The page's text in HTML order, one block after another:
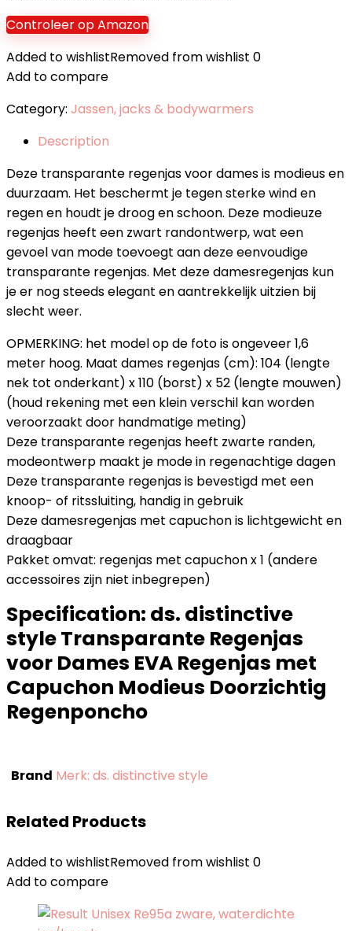
Controleer op Amazon
Added to wishlistRemoved from wishlist 0
Add to compare
Category: Jassen, jacks & bodywarmers
Description
Deze transparante regenjas voor dames is modieus en
duurzaam. Het beschermt je tegen sterke wind en
regen en houdt je droog en schoon. Deze modieuze
regenjas heeft een zwart randontwerp, wat een
gevoel van mode toevoegt aan deze eenvoudige
transparante regenjas. Met deze damesregenjas kun
je er nog steeds elegant en aantrekkelijk uitzien bij
slecht weer.
OPMERKING: het model op de foto is ongeveer 1,6
meter hoog. Maat dames regenjas (cm): 104 (lengte
nek tot onderkant) x 110 (borst) x 52 (lengte mouwen)
(houd rekening met een klein verschil kan worden
veroorzaakt door handmatige meting)
Deze transparante regenjas heeft zwarte randen,
modeontwerp maakt je mode in regenachtige dagen
Deze transparante regenjas is bevestigd met een
knoop- of ritssluiting, handig in gebruik
Deze damesregenjas met capuchon is lichtgewicht en
draagbaar
Pakket omvat: regenjas met capuchon x 1 (andere
accessoires zijn niet inbegrepen)
Specification: ds. distinctive
style Transparante Regenjas
voor Dames EVA Regenjas met
Capuchon Modieus Doorzichtig
Regenponcho
Brand Merk: ds. distinctive style
Related Products
Added to wishlistRemoved from wishlist 0
Add to compare